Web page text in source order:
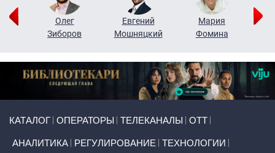
Олег
Зиборов
Евгений
Мошняцкий
Мария
Фомина
КАТАЛОГ ОПЕРАТОРЫ ТЕЛЕКАНАЛЫ ОТТ
АНАЛИТИКА РЕГУЛИРОВАНИЕ ТЕХНОЛОГИИ